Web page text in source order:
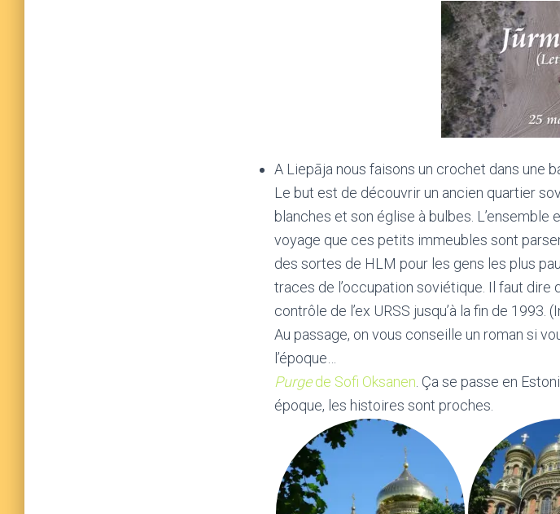
A Liepāja nous faisons un crochet dans une
Le but est de découvrir un ancien quartier
blanches et son église à bulbes. L’ensemble
voyage que ces petits immeubles sont
des sortes de HLM pour les gens les plus
traces de l’occupation soviétique. Il faut
contrôle de l’ex URSS jusqu’à la fin de
Au passage, on vous conseille un roman si
l’époque…
Purgede Sofi Oksanen . Ça se passe en
époque, les histoires sont proches.